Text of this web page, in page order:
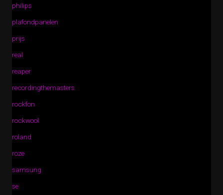
philips
plafondpanelen
prijs
real
reaper
recordingthemasters
rockfon
rockwool
roland
roze
samsung
se